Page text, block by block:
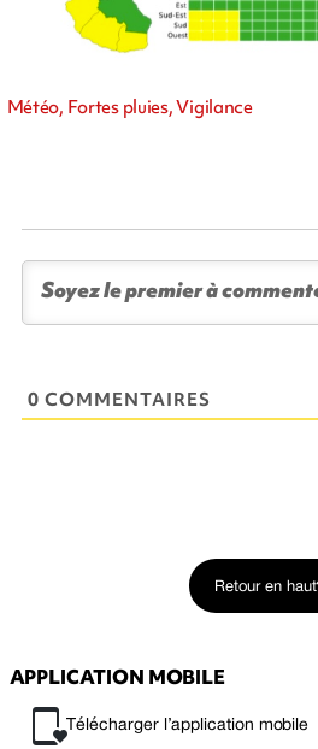
Météo, Fortes pluies, Vigilance
0 COMMENTAIRES
Retour en haut
APPLICATION MOBILE
Télécharger l’application mobile